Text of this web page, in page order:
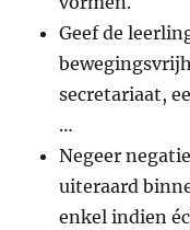
Geef de
secretariaat,
…
Negeer
uiteraard
enkel indien